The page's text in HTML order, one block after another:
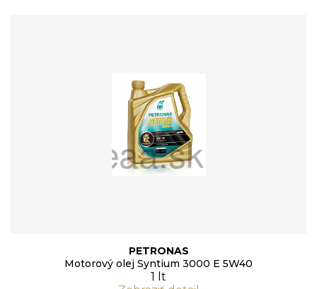
PETRONAS
Motorový olej Syntium 3000 E 5W40
1 lt